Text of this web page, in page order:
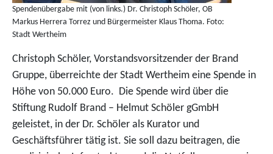
Spendenübergabe mit (von links.) Dr. Christoph Schöler, OB
Markus Herrera Torrez und Bürgermeister Klaus Thoma. Foto:
Stadt Wertheim
Christoph Schöler, Vorstandsvorsitzender der Brand
Gruppe, überreichte der Stadt Wertheim eine Spende in
Höhe von 50.000 Euro. Die Spende wird über die
Stiftung Rudolf Brand – Helmut Schöler gGmbH
geleistet, in der Dr. Schöler als Kurator und
Geschäftsführer tätig ist. Sie soll dazu beitragen, die